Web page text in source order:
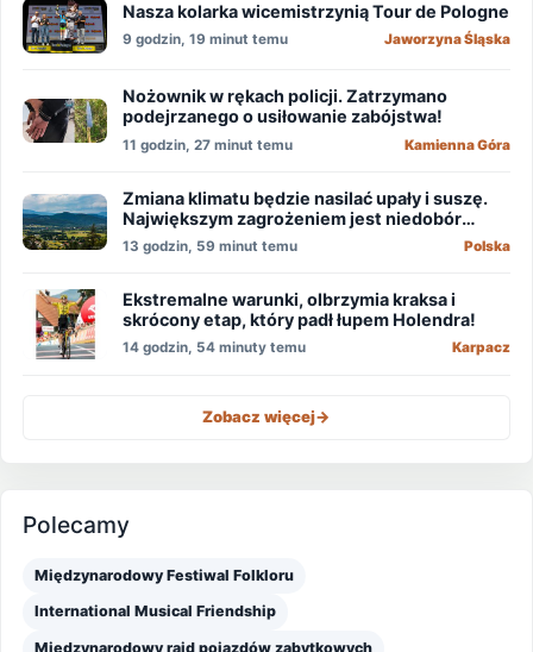
Nasza kolarka wicemistrzynią Tour de Pologne
9 godzin, 19 minut temu Jaworzyna Śląska
Nożownik w rękach policji. Zatrzymano
podejrzanego o usiłowanie zabójstwa!
11 godzin, 27 minut temu Kamienna Góra
Zmiana klimatu będzie nasilać upały i suszę.
Największym zagrożeniem jest niedobór
wody
13 godzin, 59 minut temu Polska
Ekstremalne warunki, olbrzymia kraksa i
skrócony etap, który padł łupem Holendra!
14 godzin, 54 minuty temu Karpacz
Zobacz więcej->
Polecamy
Międzynarodowy Festiwal Folkloru
International Musical Friendship
Międzynarodowy rajd pojazdów zabytkowych